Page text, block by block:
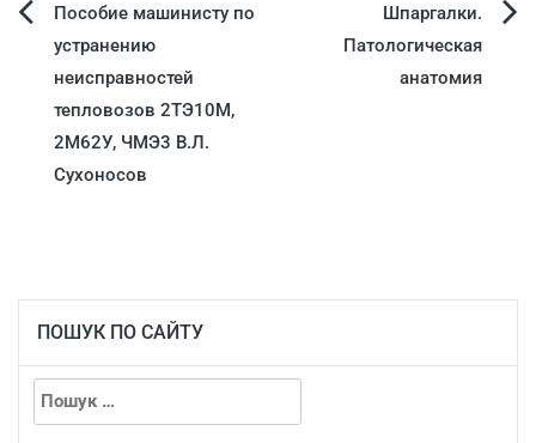
Пособие машинисту по
устранению
неисправностей
тепловозов 2ТЭ10М,
2М62У, ЧМЭ3 В.Л.
Сухоносов
Шпаргалки.
Патологическая
анатомия
ПОШУК ПО САЙТУ